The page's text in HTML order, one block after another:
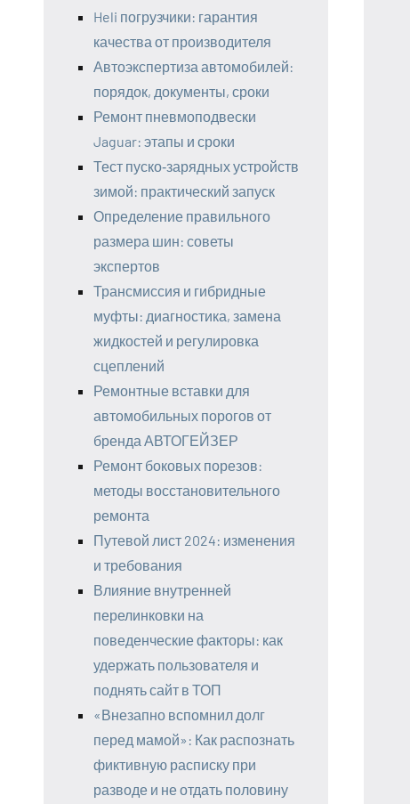
Heli погрузчики: гарантия
качества от производителя
Автоэкспертиза автомобилей:
порядок, документы, сроки
Ремонт пневмоподвески
Jaguar: этапы и сроки
Тест пуско‑зарядных устройств
зимой: практический запуск
Определение правильного
размера шин: советы
экспертов
Трансмиссия и гибридные
муфты: диагностика, замена
жидкостей и регулировка
сцеплений
Ремонтные вставки для
автомобильных порогов от
бренда АВТОГЕЙЗЕР
Ремонт боковых порезов:
методы восстановительного
ремонта
Путевой лист 2024: изменения
и требования
Влияние внутренней
перелинковки на
поведенческие факторы: как
удержать пользователя и
поднять сайт в ТОП
«Внезапно вспомнил долг
перед мамой»: Как распознать
фиктивную расписку при
разводе и не отдать половину